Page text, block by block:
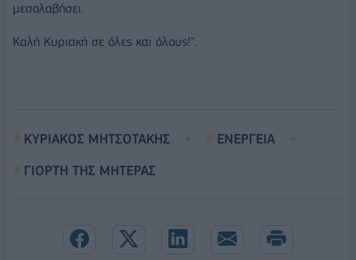
μεσολαβήσει.
Καλή Κυριακή σε όλες και όλους!".
ΚΥΡΙΑΚΟΣ ΜΗΤΣΟΤΑΚΗΣ
ΕΝΕΡΓΕΙΑ
ΓΙΟΡΤΗ ΤΗΣ ΜΗΤΕΡΑΣ